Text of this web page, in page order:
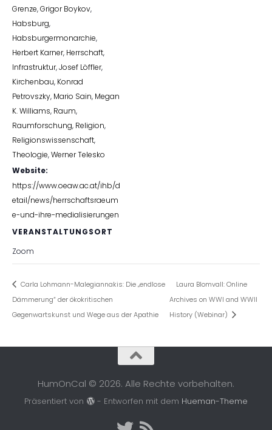
Grenze,Grigor Boykov,
Habsburg,
Habsburgermonarchie,
Herbert Karner, Herrschaft,
Infrastruktur,Josef Löffler,
Kirchenbau, Konrad
Petrovszky, Mario Sain, Megan
K. Williams, Raum,
Raumforschung, Religion,
Religionswissenschaft,
Theologie,Werner Telesko
Website:
https://www.oeaw.ac.at/ihb/d
etail/news/herrschaftsraeum
e-und-ihre-medialisierungen
VERANSTALTUNGSORT
Zoom
Carla Lohmann-Malegiannakis: Die „endlose
Dämmerung“ der ökokritischen
Gegenwartskunst und Wege aus der Apathie
Laura Blomvall: Online
Archives on WWI and WWII
History (Webinar)
HumOnCal © 2026. Alle Rechte vorbehalten.
Präsentiert von - Entworfen mit dem Hueman-Theme